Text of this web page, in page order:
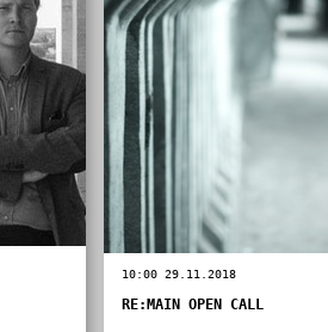
10:00 29.11.2018
RE:MAIN OPEN CALL